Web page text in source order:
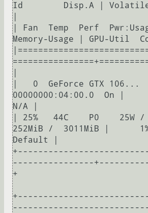
Id        Disp.A | Volatile
| Fan  Temp  Perf
Memory-Usage | GPU-Util
|   0  GeForce GTX 106...
00000000:04:00.0  On |
N/A |
| 25%   44C    P0    25W /
252MiB /  3011MiB |
Default |
----------------
+